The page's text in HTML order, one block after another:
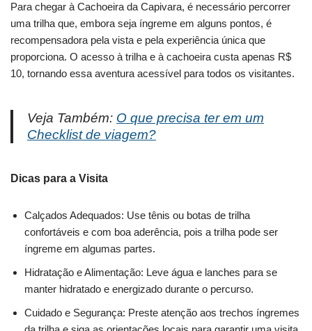
Para chegar à Cachoeira da Capivara, é necessário percorrer
uma trilha que, embora seja íngreme em alguns pontos, é
recompensadora pela vista e pela experiência única que
proporciona. O acesso à trilha e à cachoeira custa apenas R$
10, tornando essa aventura acessível para todos os visitantes.
Veja Também: O que precisa ter em um
Checklist de viagem?
Dicas para a Visita
Calçados Adequados: Use tênis ou botas de trilha
confortáveis e com boa aderência, pois a trilha pode ser
íngreme em algumas partes.
Hidratação e Alimentação: Leve água e lanches para se
manter hidratado e energizado durante o percurso.
Cuidado e Segurança: Preste atenção aos trechos íngremes